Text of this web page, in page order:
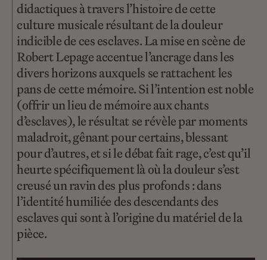
didactiques à travers l’histoire de cette
culture musicale résultant de la douleur
indicible de ces esclaves. La mise en scène de
Robert Lepage accentue l’ancrage dans les
divers horizons auxquels se rattachent les
pans de cette mémoire. Si l’intention est noble
(offrir un lieu de mémoire aux chants
d’esclaves), le résultat se révèle par moments
maladroit, gênant pour certains, blessant
pour d’autres, et si le débat fait rage, c’est qu’il
heurte spécifiquement là où la douleur s’est
creusé un ravin des plus profonds : dans
l’identité humiliée des descendants des
esclaves qui sont à l’origine du matériel de la
pièce.